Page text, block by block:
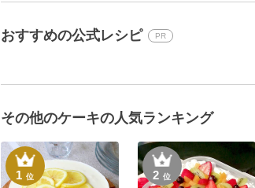
おすすめの公式レシピ PR
その他のケーキの人気ランキング
1位 2位